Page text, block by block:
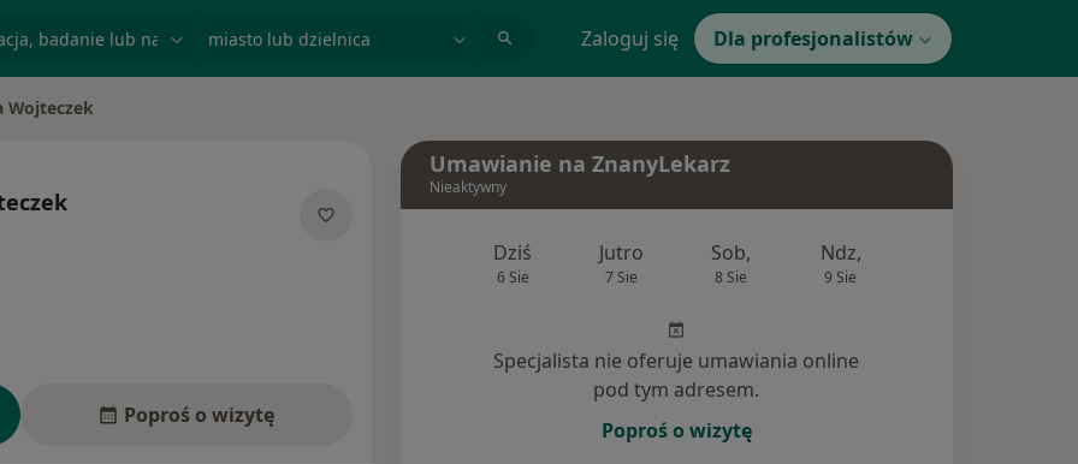
Zaloguj się Dla profesjonalistów
Wojteczek
Poproś o wizytę
Umawianie na ZnanyLekarz
Nieaktywny
Dziś
6 Sie
Jutro
7 Sie
Sob,
8 Sie
Ndz,
9 Sie
Specjalista nie oferuje umawiania online
pod tym adresem.
Poproś o wizytę